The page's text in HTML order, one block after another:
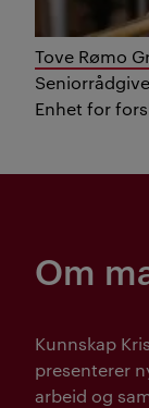
Tove Rømo
Enhet for
Om
Kunnskap
presenterer
arbeid og